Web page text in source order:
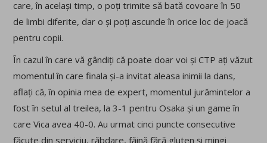
care, în același timp, o poți trimite să bată covoare în 50
de limbi diferite, dar o și poți ascunde în orice loc de joacă
pentru copii.
În cazul în care vă gândiți că poate doar voi și CTP ați văzut
momentul în care finala și-a invitat aleasa inimii la dans,
aflați că, în opinia mea de expert, momentul jurămintelor a
fost în setul al treilea, la 3-1 pentru Osaka și un game în
care Vica avea 40-0. Au urmat cinci puncte consecutive
făcute din serviciu, răbdare, făină fără gluten și mingi